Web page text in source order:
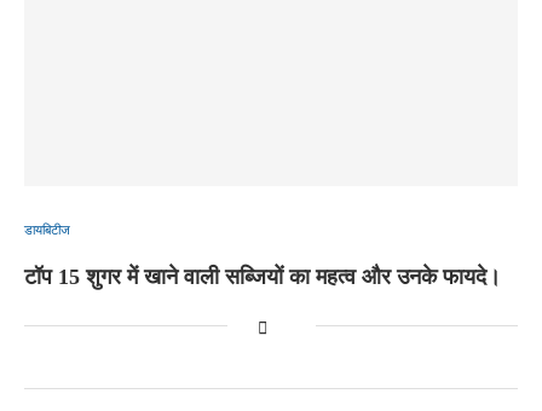
डायबिटीज
टॉप 15 शुगर में खाने वाली सब्जियों का महत्व और उनके फायदे।